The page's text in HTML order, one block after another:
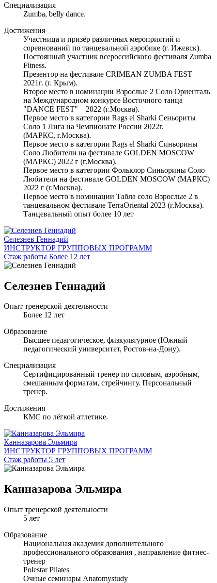
Специализация
Zumba, belly dance.
Достижения
Участница и призёр различных мероприятий и
соревнований по танцевальной аэробике (г. Ижевск).
Постоянный участник всероссийского фестиваля Zumba
Fitness.
Презентор на фестивале CRIMEAN ZUMBA FEST
2021г. (г. Крым).
Второе место в номинации Взрослые 2 Соло Ориенталь
на Международном конкурсе Восточного танца
"DANCE FEST" – 2022 (г.Москва).
Первое место в категории Rags el Sharki Сеньориты
Соло 1 Лига на Чемпионате России 2022г.
(МАРКС, г.Москва).
Первое место в категории Rags el Sharki Синьорины
Соло Любители на фестивале GOLDEN MOSCOW
(МАРКС) 2022 г (г.Москва).
Первое место в категории Фольклор Синьорины Соло
Любители на фестивале GOLDEN MOSCOW (МАРКС)
2022 г (г.Москва).
Первое место в номинации Табла соло Взрослые 2 в
танцевальном фестивале TerraOriental 2023 (г.Москва).
Танцевальный опыт более 10 лет
Селезнев Геннадий
ИНСТРУКТОР ГРУППОВЫХ ПРОГРАММ
Стаж работы Более 12 лет
Селезнев Геннадий
Опыт тренерской деятельности
Более 12 лет
Образование
Высшее педагогическое, физкультурное (Южный
педагогический университет, Ростов-на-Дону).
Специализация
Сертифицированный тренер по силовым, аэробным,
смешанным форматам, стрейчингу. Персональный
тренер.
Достижения
КМС по лёгкой атлетике.
Канназарова Эльмира
ИНСТРУКТОР ГРУППОВЫХ ПРОГРАММ
Стаж работы 5 лет
Канназарова Эльмира
Опыт тренерской деятельности
5 лет
Образование
Национальная академия дополнительного
профессионального образования , направление фитнес-
тренер
Polestar Pilates
Очные семинары Anatomystudy